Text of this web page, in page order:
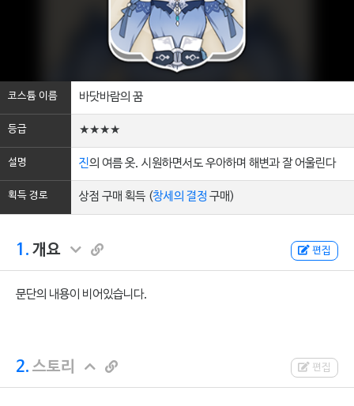
코스튬 이름 바닷바람의 꿈
등급 ★★★★
설명 진의 여름 옷. 시원하면서도 우아하며 해변과 잘 어울린다
획득 경로 상점 구매 획득 (창세의 결정 구매)
1. 개요 편집
문단의 내용이 비어있습니다.
2. 스토리 편집